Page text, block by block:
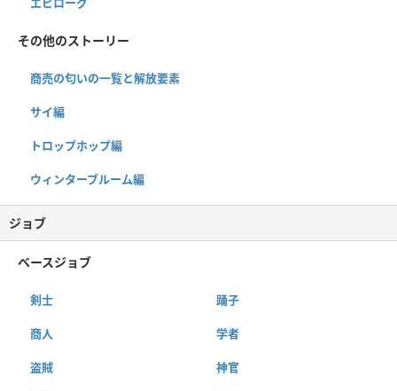
その他のストーリー
商売の匂いの一覧と解放要素
サイ編
トロップホップ編
ウィンターブルーム編
ジョブ
ベースジョブ
剣士 踊子
商人 学者
盗賊 神官